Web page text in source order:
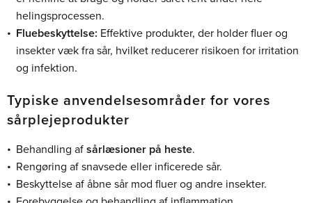
helingsprocessen.
Fluebeskyttelse: Effektive produkter, der holder fluer og
insekter væk fra sår, hvilket reducerer risikoen for irritation
og infektion.
Typiske anvendelsesområder for vores
sårplejeprodukter
Behandling af sårlæsioner på heste.
Rengøring af snavsede eller inficerede sår.
Beskyttelse af åbne sår mod fluer og andre insekter.